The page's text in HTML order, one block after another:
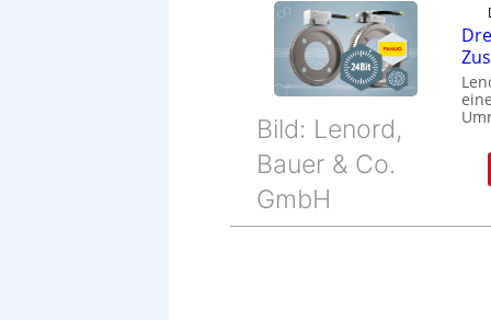
Bild: Lenord,
Bauer & Co.
GmbH